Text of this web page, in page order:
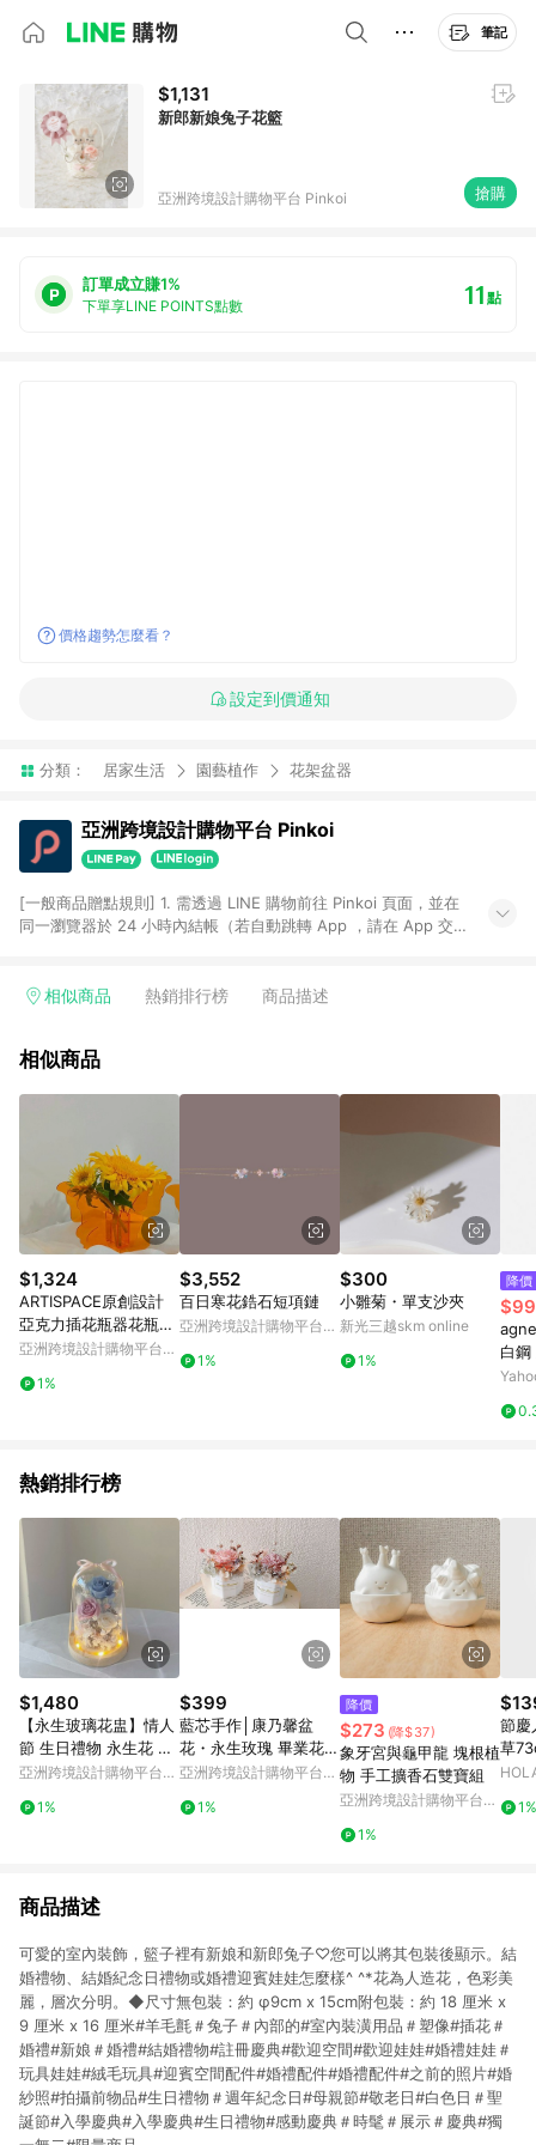
筆記
$1,131
新郎新娘兔子花籃
亞洲跨境設計購物平台 Pinkoi 搶購
訂單成立賺1%
下單享LINE POINTS點數 11點
價格趨勢怎麼看？
設定到價通知
分類： 居家生活 園藝植作 花架盆器
亞洲跨境設計購物平台 Pinkoi
[一般商品贈點規則] 1. 需透過 LINE 購物前往 Pinkoi 頁面，並在
同一瀏覽器於 24 小時內結帳（若自動跳轉 App ，請在 App 交
回饋訂單不得享有 Pinkoi 站方優惠，例如首購優惠，P coins，
行為，不具贈點資格，部分退款不在此限。 6. APP 請更新至
運費，攤位費等不具贈點資格。 9. LINE 購物站上之商品規格、
顏色、價位、贈品如與 Pinkoi 商品資訊頁及購物車不符，以
Pinkoi 購物商品資訊頁及購物車標示為準。 10. 點數紅包使用規
則請以點數紅包活動說明為準。 11. 若於 LINE 購物前往 Pinkoi
頁面後才首次下載 Pinkoi APP 並完成訂單，不符合導購資格；承
上，首次下載 Pinkoi APP 後，需透過 LINE 購物前往 Pinkoi 頁
面，方享導購資格。
相似商品 熱銷排行榜 商品描述
相似商品
$1,324
ARTISPACE原創設計
亞克力插花瓶器花瓶擺
件
亞洲跨境設計購物平台
1%
$3,552
百日寒花鋯石短項鏈
亞洲跨境設計購物平台
1%
$300
小雛菊・單支沙夾
新光三越skm online
1%
降價
白鋼
熱銷排行榜
$1,480
【永生玻璃花盅】情人
節 生日禮物 永生花 玻
璃盅罩 永生玻璃花盅
亞洲跨境設計購物平台
1%
$399
藍芯手作│康乃馨盆
花・永生玫瑰 畢業花束
生日禮物 母親節禮盒
亞洲跨境設計購物平台
1%
降價
$273 (降$37)
象牙宮與龜甲龍 塊根植
物 手工擴香石雙寶組
亞洲跨境設計購物平台
1%
節慶
草
1%
商品描述
可愛的室內裝飾，籃子裡有新娘和新郎兔子♡您可以將其包裝後顯示。結
婚禮物、結婚紀念日禮物或婚禮迎賓娃娃怎麼樣^ ^*花為人造花，色彩美
麗，層次分明。◆尺寸無包裝：約 φ9cm x 15cm附包裝：約 18 厘米 x
9 厘米 x 16 厘米#羊毛氈＃兔子＃內部的#室內裝潢用品＃塑像#插花＃
婚禮#新娘＃婚禮#結婚禮物#註冊慶典#歡迎空間#歡迎娃娃#婚禮娃娃＃
玩具娃娃#絨毛玩具#迎賓空間配件#婚禮配件#婚禮配件#之前的照片#婚
紗照#拍攝前物品#生日禮物＃週年紀念日#母親節#敬老日#白色日＃聖
誕節#入學慶典#入學慶典#生日禮物#感動慶典＃時髦＃展示＃慶典#獨